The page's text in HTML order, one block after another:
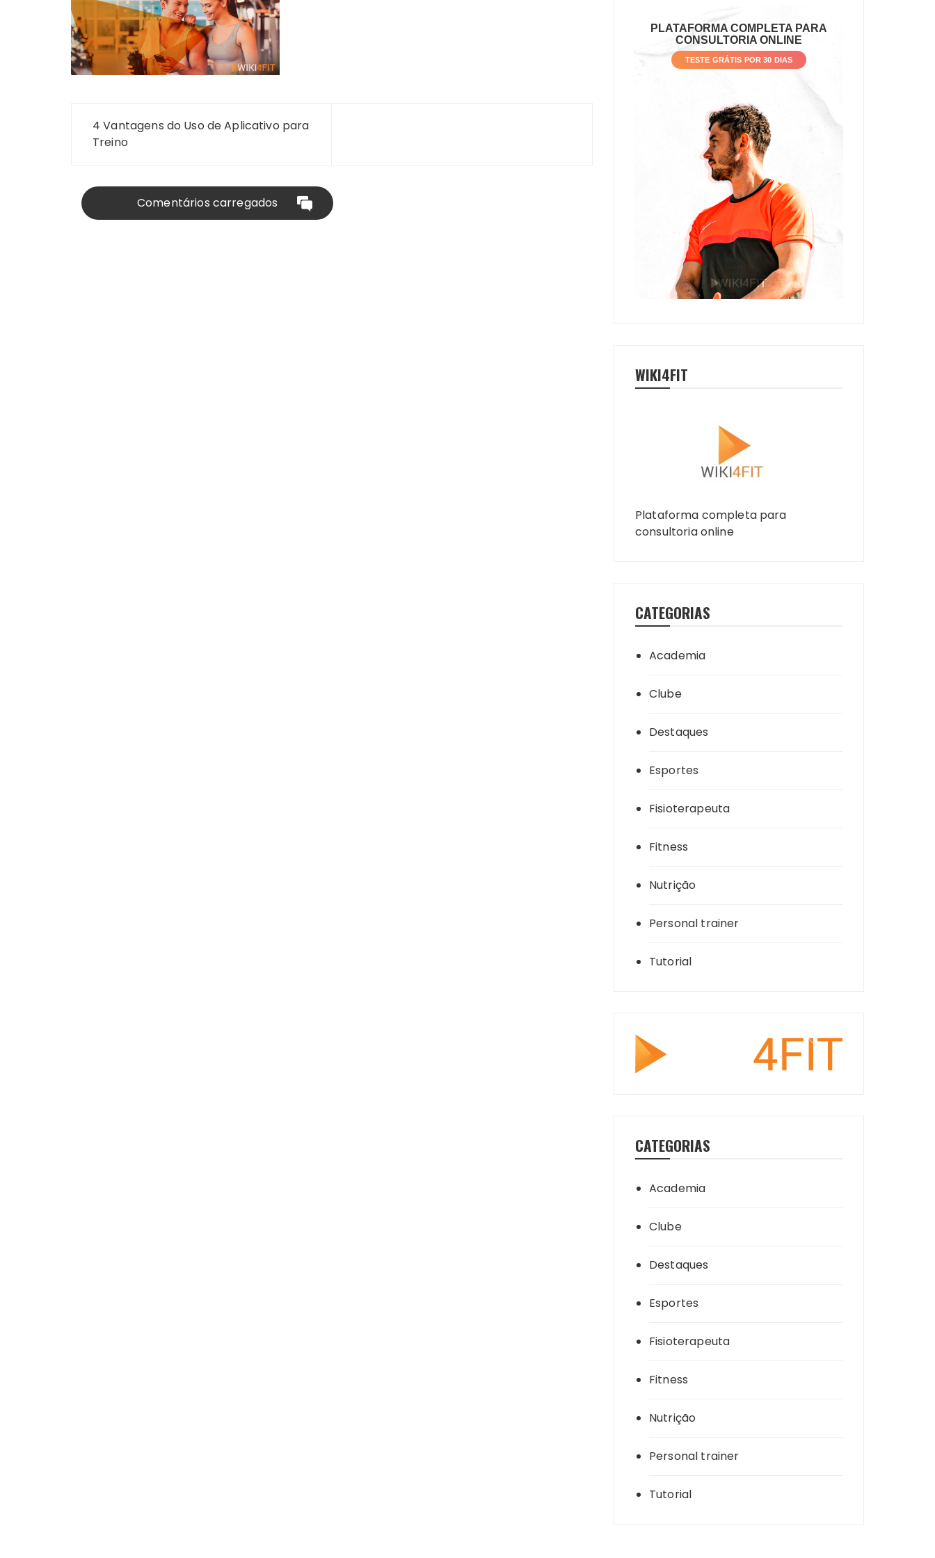
Navegação
de4 Vantagens do Uso de Aplicativo para
Treino
Comentários carregados
PLATAFORMA COMPLETA PARA
CONSULTORIA ONLINE
TESTE GRÁTIS POR 30 DIAS
WIKI4FIT
Plataforma completa para
consultoria online
CATEGORIAS
Academia
Clube
Destaques
Esportes
Fisioterapeuta
Fitness
Nutrição
Personal trainer
Tutorial
CATEGORIAS
Academia
Clube
Destaques
Esportes
Fisioterapeuta
Fitness
Nutrição
Personal trainer
Tutorial